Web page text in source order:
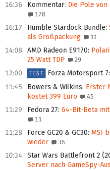
16:36 Kommentar: Die Pole
178
16:17 Humble Stardock Bundle:
als Großpackung
11
14:08 AMD Radeon E9170:
25 Watt TDP
29
12:00 TEST Forza Motorsport 7:
11:45 Bowers & Wilkins: Erster
kostet 399 Euro
45
11:29 Fedora 27: 64-Bit-Beta
11
11:28 Force GC20 & GC30: MSI
wieder
36
10:34 Star Wars Battlefront 2
Server nach GameSpy-Aus